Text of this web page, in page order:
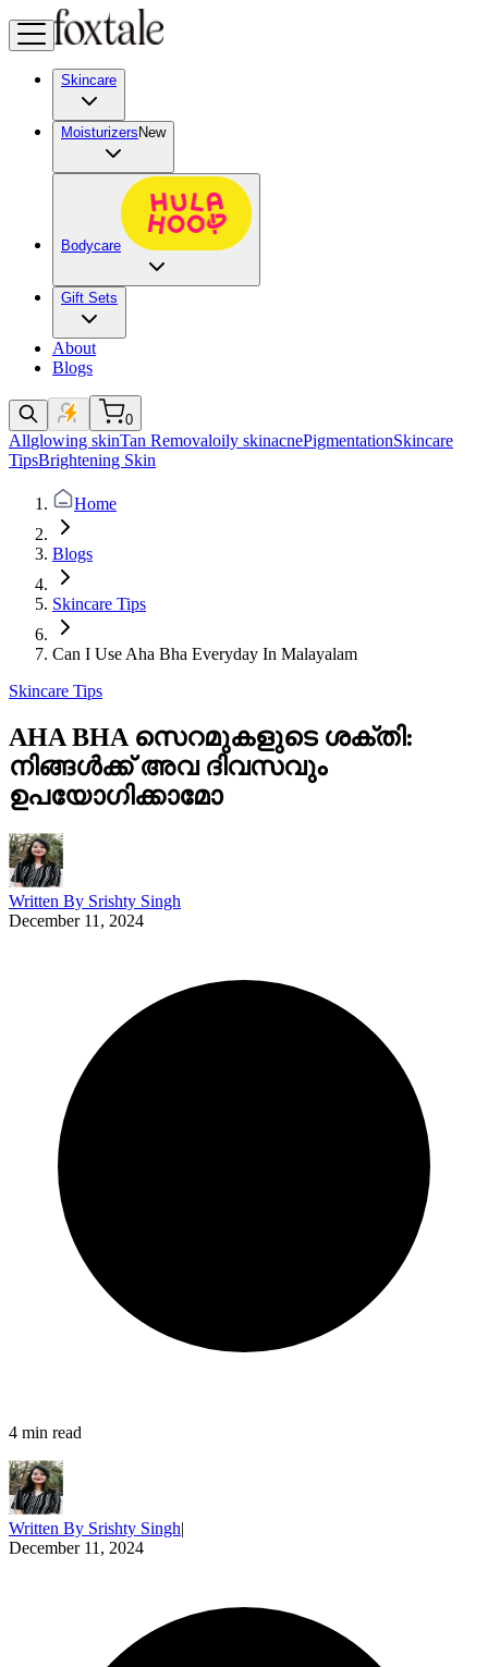
Skincare
Moisturizers New
Bodycare
Gift Sets
About
Blogs
0
Allglowing skinTan Removaloily skinacnePigmentationSkincare
TipsBrightening Skin
Home
Blogs
Skincare Tips
Can I Use Aha Bha Everyday In Malayalam
Skincare Tips
AHA BHA സെറമുകളുടെ ശക്തി:
നിങ്ങൾക്ക് അവ ദിവസവും
ഉപയോഗിക്കാമോ
Written By Srishty Singh
December 11, 2024
4 min read
Written By Srishty Singh|
December 11, 2024